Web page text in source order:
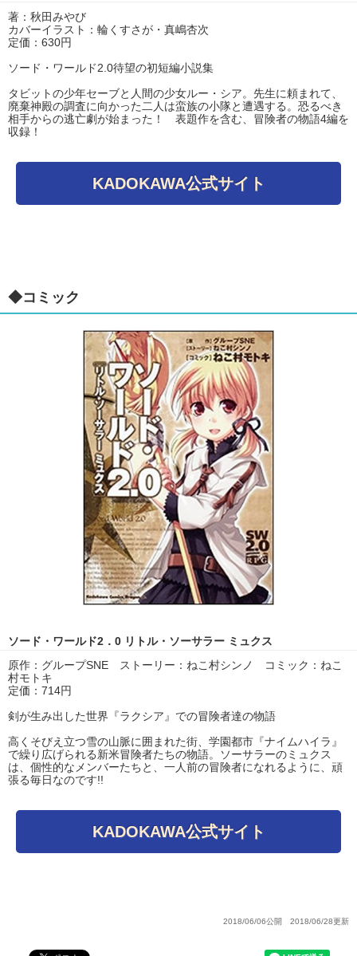
著：秋田みやび
カバーイラスト：輪くすさが・真嶋杏次
定価：630円
ソード・ワールド2.0待望の初短編小説集
タビットの少年セーブと人間の少女ルー・シア。先生に頼まれて、
廃棄神殿の調査に向かった二人は蛮族の小隊と遭遇する。恐るべき
相手からの逃亡劇が始まった！ 表題作を含む、冒険者の物語4編を
収録！
KADOKAWA公式サイト
◆コミック
ソード・ワールド2．0 リトル・ソーサラー ミュクス
原作：グループSNE ストーリー：ねこ村シンノ コミック：ねこ
村モトキ
定価：714円
剣が生み出した世界『ラクシア』での冒険者達の物語
高くそびえ立つ雪の山脈に囲まれた街、学園都市『ナイムハイラ』
で繰り広げられる新米冒険者たちの物語。ソーサラーのミュクス
は、個性的なメンバーたちと、一人前の冒険者になれるように、頑
張る毎日なのです!!
KADOKAWA公式サイト
2018/06/06公開 2018/06/28更新